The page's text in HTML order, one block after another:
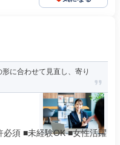
に合わせて見直し、寄り
須 ■未経験OK ■女性活躍